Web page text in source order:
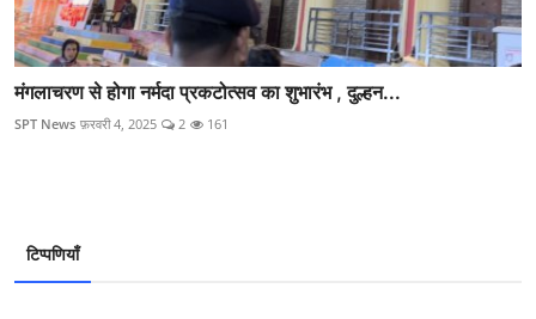
मंगलाचरण से होगा नर्मदा प्रकटोत्‍सव का शुभारंभ , दुल्हन...
SPT News फ़रवरी 4, 2025 2 161
टिप्पणियाँ